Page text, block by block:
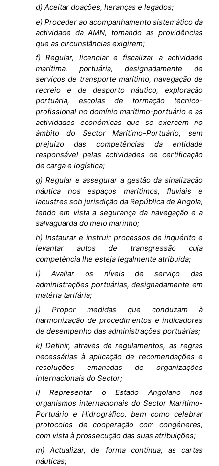
d) Aceitar doações, heranças e legados;
e) Proceder ao acompanhamento sistemático da
actividade da AMN, tomando as providências
que as circunstâncias exigirem;
f) Regular, licenciar e fiscalizar a actividade
marítima, portuária, designadamente de
serviços de transporte marítimo, navegação de
recreio e de desporto náutico, exploração
portuária, escolas de formação técnico-
profissional no domínio marítimo-portuário e as
actividades económicas que se exercem no
âmbito do Sector Marítimo-Portuário, sem
prejuízo das competências da entidade
responsável pelas actividades de certificação
de carga e logística;
g) Regular e assegurar a gestão da sinalização
náutica nos espaços marítimos, fluviais e
lacustres sob jurisdição da República de Angola,
tendo em vista a segurança da navegação e a
salvaguarda do meio marinho;
h) Instaurar e instruir processos de inquérito e
levantar autos de transgressão cuja
competência lhe esteja legalmente atribuída;
i) Avaliar os níveis de serviço das
administrações portuárias, designadamente em
matéria tarifária;
j) Propor medidas que conduzam à
harmonização de procedimentos e indicadores
de desempenho das administrações portuárias;
k) Definir, através de regulamentos, as regras
necessárias à aplicação de recomendações e
resoluções emanadas de organizações
internacionais do Sector;
l) Representar o Estado Angolano nos
organismos internacionais do Sector Marítimo-
Portuário e Hidrográfico, bem como celebrar
protocolos de cooperação com congéneres,
com vista à prossecução das suas atribuições;
m) Actualizar, de forma contínua, as cartas
náuticas;